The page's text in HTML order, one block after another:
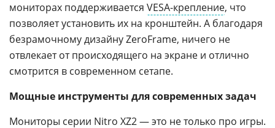
мониторах поддерживается VESA-крепление, что
позволяет установить их на кронштейн. А благодаря
безрамочному дизайну ZeroFrame, ничего не
отвлекает от происходящего на экране и отлично
смотрится в современном сетапе.
Мощные инструменты для современных задач
Мониторы серии Nitro XZ2 — это не только про игры.